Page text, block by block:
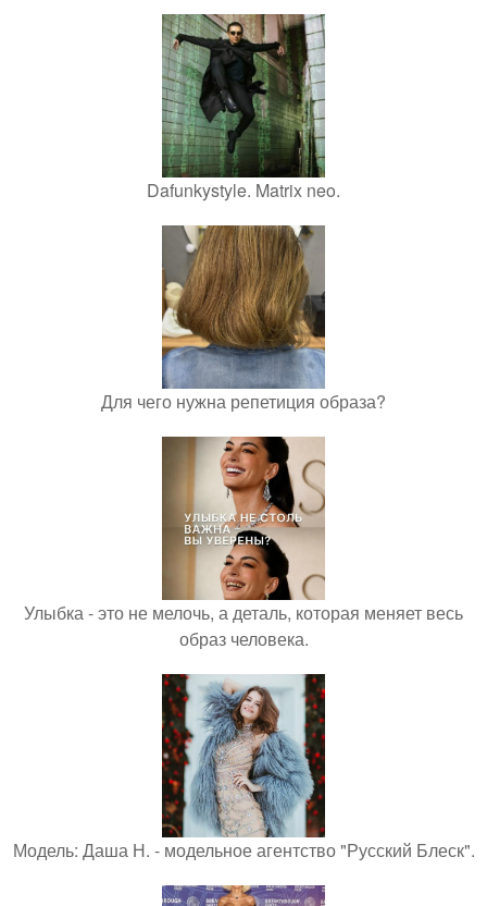
Dafunkystyle. Matrix neo.
Для чего нужна репетиция образа?
Улыбка - это не мелочь, а деталь, которая меняет весь
образ человека.
Модель: Даша Н. - модельное агентство "Русский Блеск".